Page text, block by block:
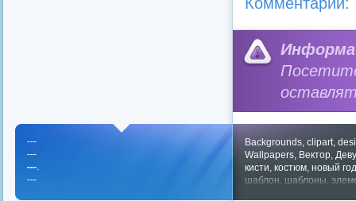
Backgrounds, clipart,
Wallpapers, Вектор,
кисти, костюм, новый год
шаблон, шаблоны,
---
---
---.
---